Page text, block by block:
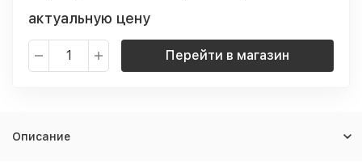
актуальную цену
Перейти в магазин
Описание